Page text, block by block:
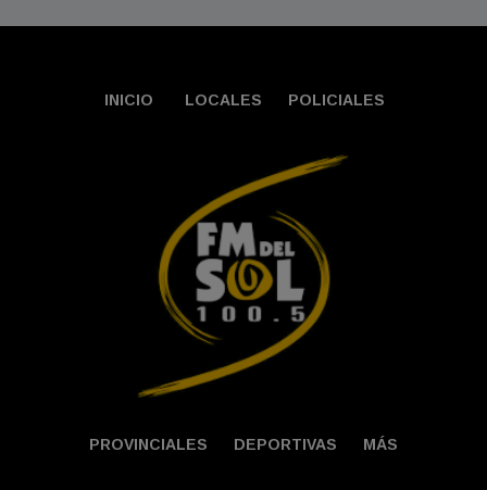
INICIO LOCALES POLICIALES
PROVINCIALES DEPORTIVAS MÁS